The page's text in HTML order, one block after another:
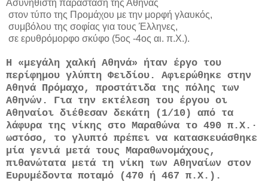
Ασυνήθιστη παράσταση της Αθηνάς
στον τύπο της Προμάχου με την μορφή γλαυκός,
συμβόλου της σοφίας για τους Έλληνες,
σε ερυθρόμορφο σκύφο (5ος -4ος αι. π.Χ.).
Η «μεγάλη χαλκή Αθηνά» ήταν έργο του
περίφημου γλύπτη Φειδίου. Αφιερώθηκε στην
Αθηνά Πρόμαχο, προστάτιδα της πόλης των
Αθηνών. Για την εκτέλεση του έργου οι
Αθηναίοι διέθεσαν δεκάτη (1/10) από τα
λάφυρα της νίκης στο Μαραθώνα το 490 π.Χ.·
ωστόσο, το γλυπτό πρέπει να κατασκευάσθηκε
μία γενιά μετά τους Μαραθωνομάχους,
πιθανώτατα μετά τη νίκη των Αθηναίων στον
Ευρυμέδοντα ποταμό (470 ή 467 π.Χ.).